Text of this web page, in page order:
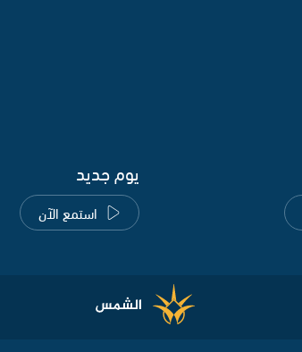
يوم جديد
استمع الآن